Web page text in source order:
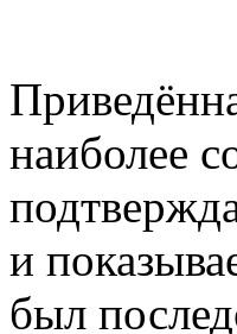
наиболее
и
был